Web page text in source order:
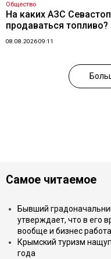
Общество
На каких АЗС
продаваться топливо?
08.08.2026 09:11
Самое читаемое
Бывший
утверждает, что в его
вообще и бизнес
Крымский туризм
года